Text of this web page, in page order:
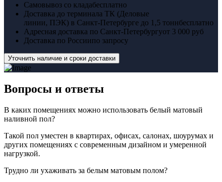
Самовывоз со кладабесплатно
Доставка до терминала ТК (Деловые
линии, ПЭК) в Санкт-Петербурге до 1,5 тоннбесплатно
Адресная доставка по Санкт-Петербургуот 3 000 руб
Доставка по Россиипо запросу
Уточнить наличие и сроки доставки
Вопросы и ответы
В каких помещениях можно использовать белый матовый
наливной пол?
Такой пол уместен в квартирах, офисах, салонах, шоурумах и
других помещениях с современным дизайном и умеренной
нагрузкой.
Трудно ли ухаживать за белым матовым полом?